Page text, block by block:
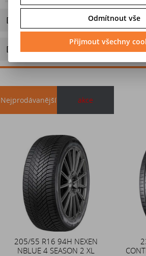
Dotaz na výrobek
Doporučit výrobek
Nejprodávanější akce
205/55 R16 94H NEXEN
NBLUE 4 SEASON 2 XL
Duše
Odmítnout vše
Přijmout všechny